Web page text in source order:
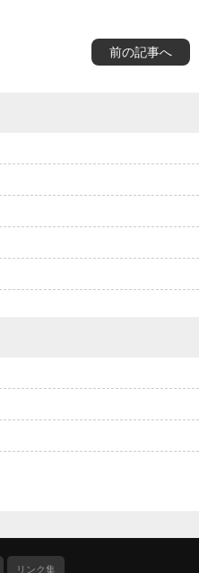
前の記事へ
リンク集